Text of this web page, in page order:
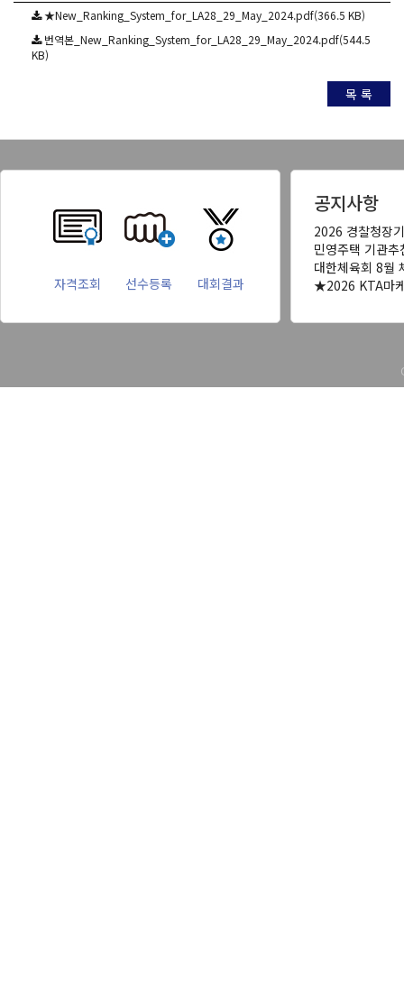
★New_Ranking_System_for_LA28_29_May_2024.pdf(366.5 KB)
번역본_New_Ranking_System_for_LA28_29_May_2024.pdf(544.5
KB)
목 록
자격조회 선수등록 대회결과
공지사항
2026 경찰청장
민영주택 기관
대한체육회 8월
★2026 KTA마